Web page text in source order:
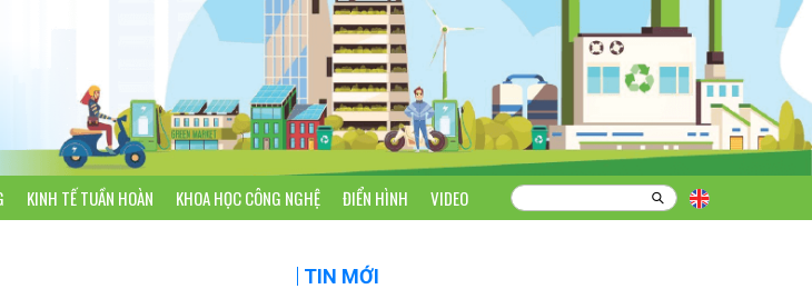
KINH TẾ TUẦN HOÀN KHOA HỌC CÔNG NGHỆ ĐIỂN HÌNH VIDEO
TIN MỚI